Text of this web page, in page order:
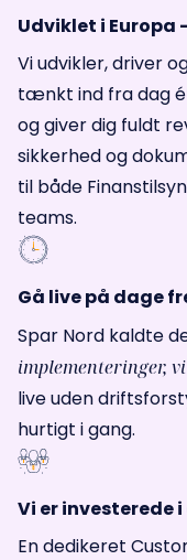
Udviklet i Europa
Vi udvikler, driver
tænkt ind fra dag
og giver dig fuldt
sikkerhed og
til både
teams.
Gå live på dage
Spar Nord kaldte
implementeringer,
live uden
hurtigt i gang.
Vi er investerede
En dedikeret